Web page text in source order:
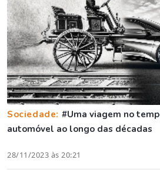
Sociedade: #Uma viagem no
automóvel ao longo das décadas
28/11/2023 às 20:21